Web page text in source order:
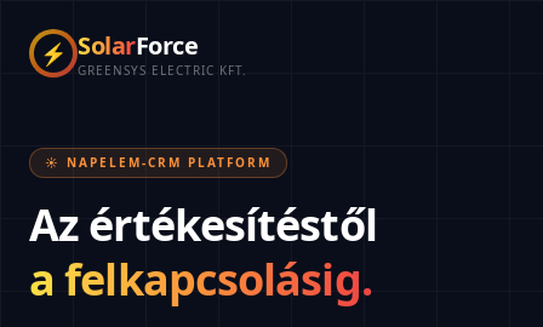
⚡ SolarForce
GREENSYS ELECTRIC KFT.
☀️ NAPELEM-CRM PLATFORM
Az értékesítéstől
a felkapcsolásig.